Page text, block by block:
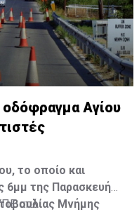
Αγίου
το οποίο και
6μμ της Παρασκευής
Μνήμης
από